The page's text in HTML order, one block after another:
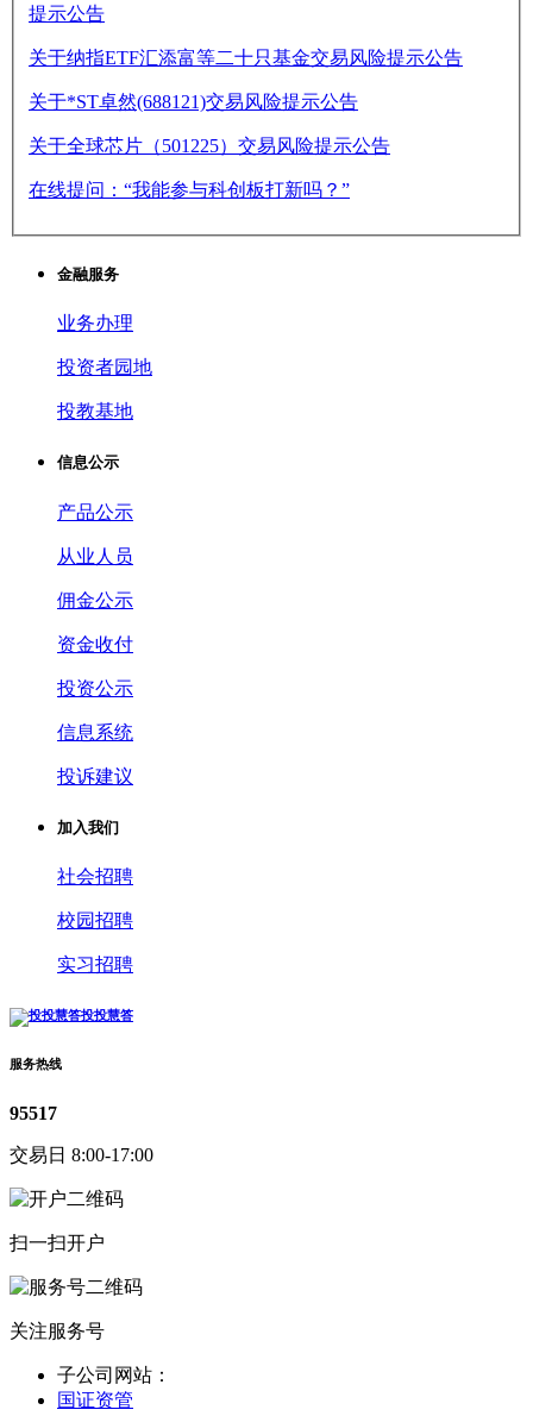
提示公告
关于纳指ETF汇添富等二十只基金交易风险提示公告
关于*ST卓然(688121)交易风险提示公告
关于全球芯片（501225）交易风险提示公告
在线提问：“我能参与科创板打新吗？”
金融服务
业务办理
投资者园地
投教基地
信息公示
产品公示
从业人员
佣金公示
资金收付
投资公示
信息系统
投诉建议
加入我们
社会招聘
校园招聘
实习招聘
投投慧答
服务热线
95517
交易日 8:00-17:00
扫一扫开户
关注服务号
子公司网站：
国证资管